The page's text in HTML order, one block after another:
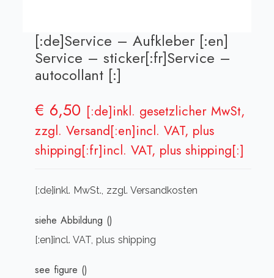
[:de]Service – Aufkleber [:en]
Service – sticker[:fr]Service –
autocollant [:]
€ 6,50 [:de]inkl. gesetzlicher MwSt,
zzgl. Versand[:en]incl. VAT, plus
shipping[:fr]incl. VAT, plus shipping[:]
[:de]inkl. MwSt., zzgl. Versandkosten
siehe Abbildung ()
[:en]incl. VAT, plus shipping
see figure ()